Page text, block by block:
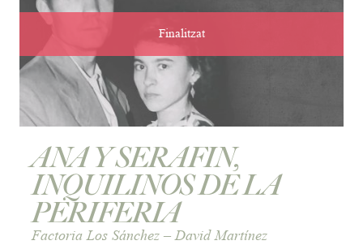
Finalitzat
ANA Y SERAFIN,
INQUILINOS DE LA
PERIFERIA
Factoria Los Sánchez – David Martínez